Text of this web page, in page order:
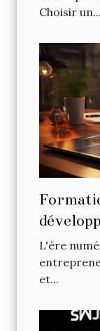
Choisir un...
L'ère
et...